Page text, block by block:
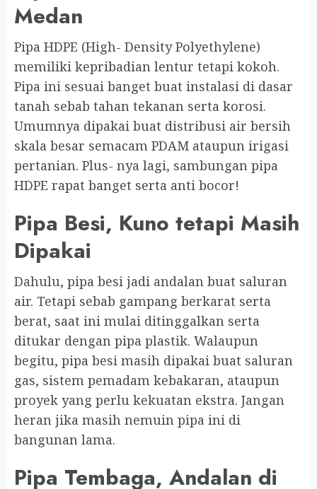
Medan
Pipa HDPE (High- Density Polyethylene)
memiliki kepribadian lentur tetapi kokoh.
Pipa ini sesuai banget buat instalasi di dasar
tanah sebab tahan tekanan serta korosi.
Umumnya dipakai buat distribusi air bersih
skala besar semacam PDAM ataupun irigasi
pertanian. Plus- nya lagi, sambungan pipa
HDPE rapat banget serta anti bocor!
Pipa Besi, Kuno tetapi Masih
Dipakai
Dahulu, pipa besi jadi andalan buat saluran
air. Tetapi sebab gampang berkarat serta
berat, saat ini mulai ditinggalkan serta
ditukar dengan pipa plastik. Walaupun
begitu, pipa besi masih dipakai buat saluran
gas, sistem pemadam kebakaran, ataupun
proyek yang perlu kekuatan ekstra. Jangan
heran jika masih nemuin pipa ini di
bangunan lama.
Pipa Tembaga, Andalan di